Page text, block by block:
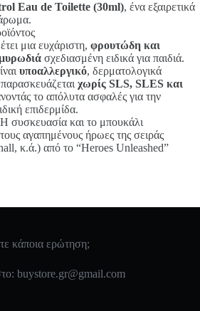
Eau de Toilette (30ml), ένα εξαιρετικά
μια ευχάριστη, φρουτώδη και
σχεδιασμένη ειδικά για παιδιά.
υποαλλεργικό, δερματολογικά
χωρίς SLS, SLES και
το απόλυτα ασφαλές για την
επιδερμίδα.
συσκευασία και το μπουκάλι
αγαπημένους ήρωες της σειράς
κ.ά.) από το “Heroes Unleashed”
κάποια ερώτηση;
buystore.gr@gmail.com